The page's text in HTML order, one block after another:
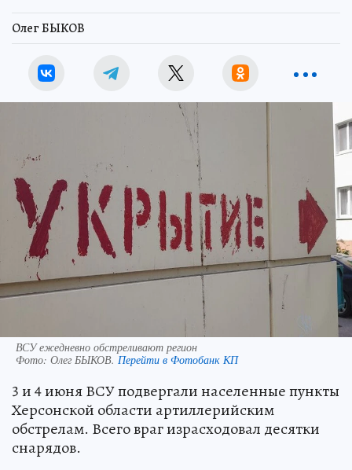
Олег БЫКОВ
ВСУ ежедневно обстреливают регион
Фото: Олег БЫКОВ. Перейти в Фотобанк КП
3 и 4 июня ВСУ подвергали населенные пункты
Херсонской области артиллерийским
обстрелам. Всего враг израсходовал десятки
снарядов.